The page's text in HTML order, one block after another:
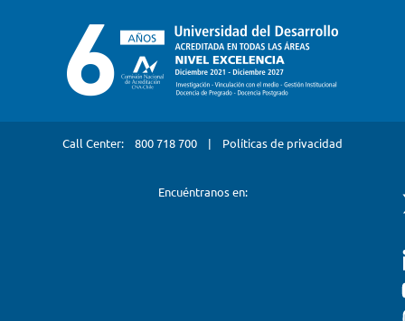
Call Center: 800 718 700 | Políticas de privacidad
Encuéntranos en: